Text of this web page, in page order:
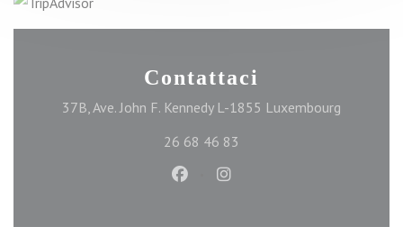
Contattaci
37B, Ave. John F. Kennedy L-1855 Luxembourg
26 68 46 83
Facebook ((apre una nuova
Instagram ((apre una